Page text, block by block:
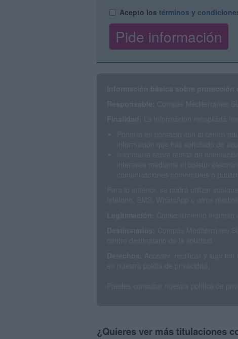
Acepto los términos y
¿Quieres ver más titulaciones